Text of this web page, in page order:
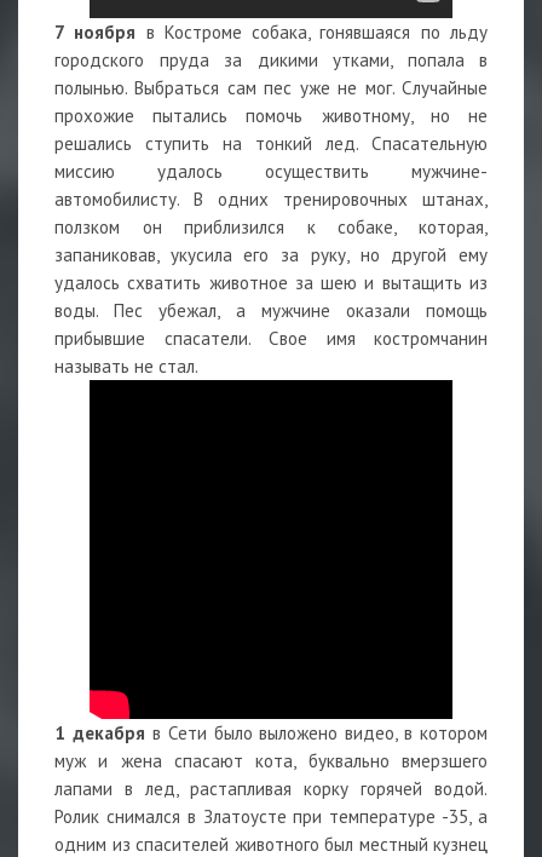
7 ноября в Костроме собака, гонявшаяся по льду
городского пруда за дикими утками, попала в
полынью. Выбраться сам пес уже не мог. Случайные
прохожие пытались помочь животному, но не
решались ступить на тонкий лед. Спасательную
миссию удалось осуществить мужчине-
автомобилисту. В одних тренировочных штанах,
ползком он приблизился к собаке, которая,
запаниковав, укусила его за руку, но другой ему
удалось схватить животное за шею и вытащить из
воды. Пес убежал, а мужчине оказали помощь
прибывшие спасатели. Свое имя костромчанин
называть не стал.
1 декабря в Сети было выложено видео, в котором
муж и жена спасают кота, буквально вмерзшего
лапами в лед, растапливая корку горячей водой.
Ролик снимался в Златоусте при температуре -35, а
одним из спасителей животного был местный кузнец